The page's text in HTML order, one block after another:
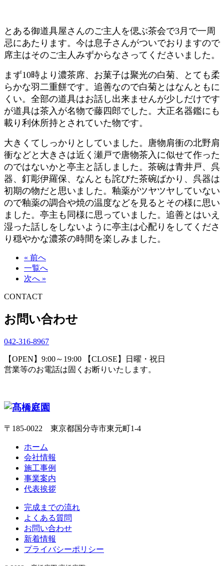
とある御道具屋さんのご主人を偲ぶ茶会で3月で一周
忌にあたります。今は息子さんがついでおりますので
席主はそのご主人みずからなさってくださいました。
まず10時より濃茶席、お菓子は聚光の白菊、とても柔
らかな羽二重餅です。追善なので白菊とはなんともに
くい。全部の道具はお話し出来ませんが少しだけです
が道具は茶入が名物で藤四郎でした。大正名器鑑にも
載り利休所持とされていた物です。
大きくてしっかりとしていました。唐物肩衝の北野肩
衝などと大きさは近く瀬戸で唐物茶入に似せて作った
のではないかと亭主と話しました。茶碗は青井戸、呉
器、釘彫伊羅保、なんとも詫びた茶碗ばかり、呉器は
初期の物だと思いました。釉薬がツヤツヤしていない
ので釉薬の調合や焼の温度などを見るとその様に思い
ました。亭主も同様に思っていました。追善とはいえ
湿った話しをしないように亭主は心配りをしてくださ
り穏やかな濃茶の時間を楽しみました。
« 前へ
一覧へ
次へ »
CONTACT
お問い合わせ
042-316-8967
【OPEN】9:00～19:00 【CLOSE】日曜・祝日
営業等のお電話は固くお断りいたします。
〒185-0022 東京都国分寺市東元町1-4
ホーム
会社情報
施工事例
事業案内
代表挨拶
完成までの流れ
よくある質問
お問い合わせ
新着情報
プライバシーポリシー